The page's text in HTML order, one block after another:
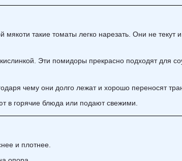
такие томаты легко нарезать. Они не текут
Эти помидоры прекрасно подходят для
чему они долго лежат и хорошо переносят
в горячие блюда или подают свежими.
и плотнее.